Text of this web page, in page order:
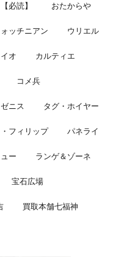
【必読】 おたからや
ッチニアン ウリエル
オ カルティエ
コメ兵
ゼニス タグ・ホイヤー
フィリップ パネライ
ー ランゲ＆ゾーネ
宝石広場
買取本舗七福神